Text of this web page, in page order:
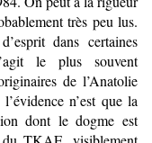
très peu lus.
dans certaines
le plus souvent
de l’Anatolie
n’est que la
dont le dogme est